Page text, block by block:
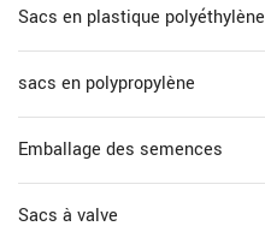
Sacs en plastique polyéthylène
sacs en polypropylène
Emballage des semences
Sacs à valve